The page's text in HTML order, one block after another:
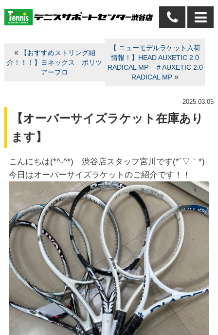
«
【おすすめストリング紹
介！！！】ヨネックス ポリツ
アープロ
【 ニューモデルラケット入荷
情報！】HEAD AUXETIC 2.0
RADICAL MP ＃AUXETIC 2.0
RADICAL MP »
2025.03.05
【オーバーサイズラケット在庫あり
ます】
こんにちは(*^-^*) 渋谷店スタッフ宮川です(*´▽｀*)
今日はオーバーサイズラケットのご紹介です！！